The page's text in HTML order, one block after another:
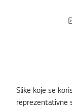
Slike koje se
reprezentativne